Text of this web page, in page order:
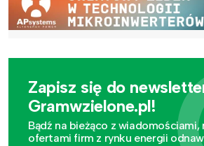
Zapisz się do
Gramwzielone.pl!
Bądź na bieżąco z wiadomościami,
ofertami firm z rynku energii